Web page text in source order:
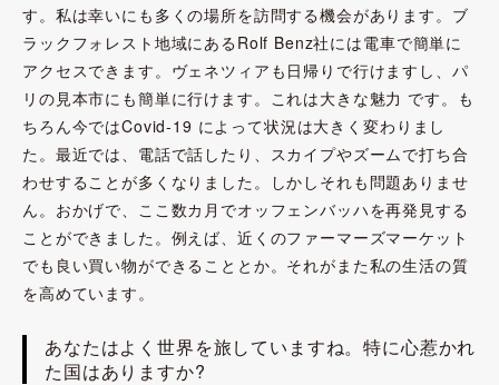
す。私は幸いにも多くの場所を訪問する機会があります。ブ
ラックフォレスト地域にあるRolf Benz社には電車で簡単に
アクセスできます。ヴェネツィアも日帰りで行けますし、パ
リの見本市にも簡単に行けます。これは大きな魅力 です。も
ちろん今ではCovid-19 によって状況は大きく変わりまし
た。最近では、電話で話したり、スカイプやズームで打ち合
わせすることが多くなりました。しかしそれも問題ありませ
ん。おかげで、ここ数カ月でオッフェンバッハを再発見する
ことができました。例えば、近くのファーマーズマーケット
でも良い買い物ができることとか。それがまた私の生活の質
を高めています。
あなたはよく世界を旅していますね。特に心惹かれ
た国はありますか?